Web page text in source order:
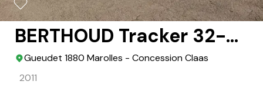
BERTHOUD Tracker 32-34
Gueudet 1880 Marolles - Concession Claas
2011